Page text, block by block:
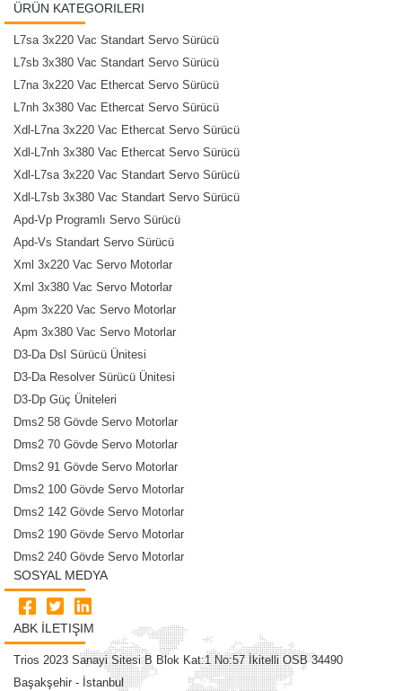
ÜRÜN KATEGORILERI
L7sa 3x220 Vac Standart Servo Sürücü
L7sb 3x380 Vac Standart Servo Sürücü
L7na 3x220 Vac Ethercat Servo Sürücü
L7nh 3x380 Vac Ethercat Servo Sürücü
Xdl-L7na 3x220 Vac Ethercat Servo Sürücü
Xdl-L7nh 3x380 Vac Ethercat Servo Sürücü
Xdl-L7sa 3x220 Vac Standart Servo Sürücü
Xdl-L7sb 3x380 Vac Standart Servo Sürücü
Apd-Vp Programlı Servo Sürücü
Apd-Vs Standart Servo Sürücü
Xml 3x220 Vac Servo Motorlar
Xml 3x380 Vac Servo Motorlar
Apm 3x220 Vac Servo Motorlar
Apm 3x380 Vac Servo Motorlar
D3-Da Dsl Sürücü Ünitesi
D3-Da Resolver Sürücü Ünitesi
D3-Dp Güç Üniteleri
Dms2 58 Gövde Servo Motorlar
Dms2 70 Gövde Servo Motorlar
Dms2 91 Gövde Servo Motorlar
Dms2 100 Gövde Servo Motorlar
Dms2 142 Gövde Servo Motorlar
Dms2 190 Gövde Servo Motorlar
Dms2 240 Gövde Servo Motorlar
SOSYAL MEDYA
ABK İLETIŞIM
Trios 2023 Sanayi Sitesi B Blok Kat:1 No:57 İkitelli OSB 34490
Başakşehir - İstanbul